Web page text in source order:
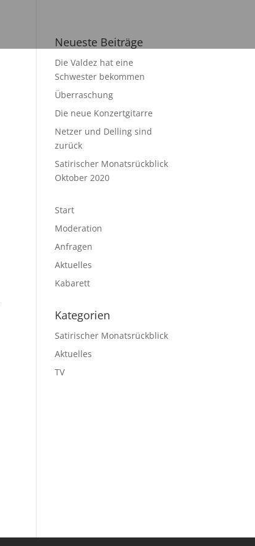
Neueste Beiträge
Die Valdez hat eine
Schwester bekommen
Überraschung
Die neue Konzertgitarre
Netzer und Delling sind
zurück
Satirischer Monatsrückblick
Oktober 2020
Start
Moderation
Anfragen
Aktuelles
Kabarett
Kategorien
Satirischer Monatsrückblick
Aktuelles
TV